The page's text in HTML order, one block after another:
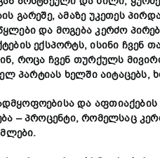
გარეშე,ამაზე უკეთეს
და მოგება კერძო
ექსპორტს,ისინი ჩვენ
როცა ჩვენ თურქულს
პარტიას ხელში აიტაცებს,
და აფთიაქების
–პროცენტი,რომელსაც
.